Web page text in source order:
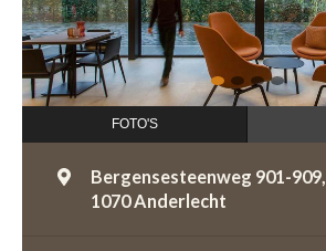
1 2 3 4
FOTO'S
Bergensesteenweg 901-909,
1070 Anderlecht